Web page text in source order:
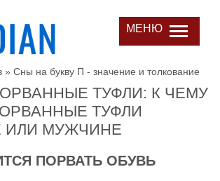
МЕНЮ
» Сны на букву П - значение и толкование
ТУФЛИ: К ЧЕМУ
ТУФЛИ
МУЖЧИНЕ
ПОРВАТЬ ОБУВЬ